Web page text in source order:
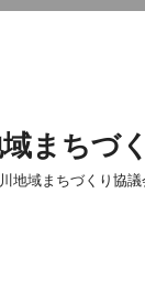
まちづ
地域まちづくり協議